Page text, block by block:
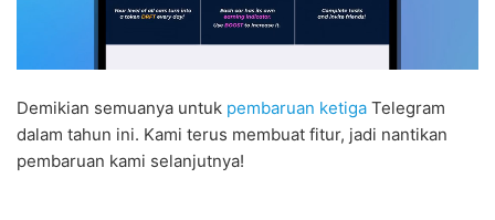
Demikian semuanya untuk pembaruan ketiga Telegram
dalam tahun ini. Kami terus membuat fitur, jadi nantikan
pembaruan kami selanjutnya!